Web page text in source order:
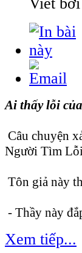
Ai thấy lỗi
Câu chuyện
Người Tìm
Tôn giả này
- Thầy này
Xem tiếp...